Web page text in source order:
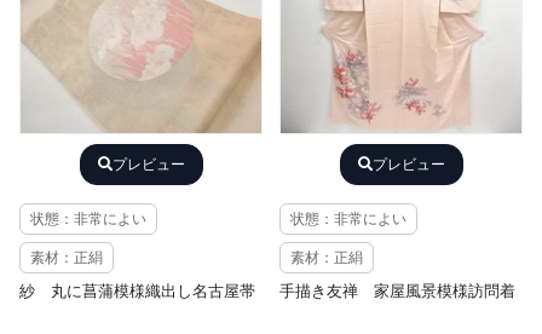
プレビュー
状態：非常によい
素材：正絹
紗 丸に菖蒲模様織出し名古屋帯
プレビュー
状態：非常によい
素材：正絹
手描き友禅 家屋風景模様訪問着